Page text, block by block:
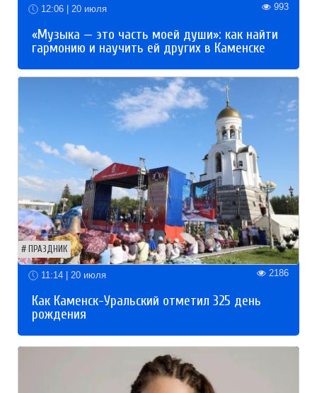
12:06 | 20 июля 993
«Музыка — это часть моей души»: как найти
гармонию и научить ей других в Каменске
ПРАЗДНИК
11:14 | 20 июля 2186
Как Каменск-Уральский отметил 325 день
рождения